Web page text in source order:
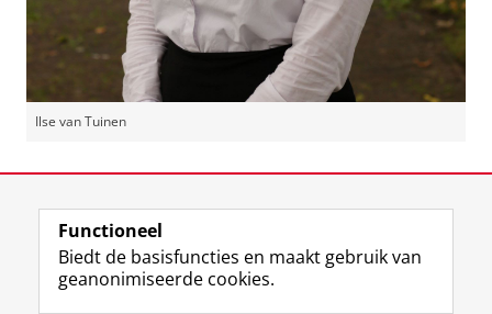
Ilse van Tuinen
View this page in:English
Functioneel
Biedt de basisfuncties en maakt gebruik van
geanonimiseerde cookies.